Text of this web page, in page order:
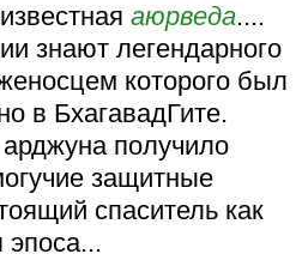
аюрведа....
знают легендарного
которого был
в БхагавадГите.
получило
защитные
спаситель как
эпоса...